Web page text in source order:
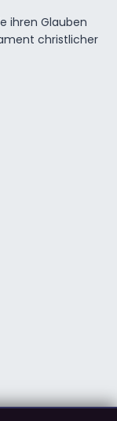
ihren Glauben
christlicher